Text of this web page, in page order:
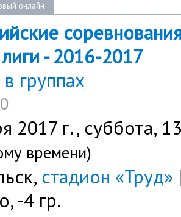
онлайн
- 2016-2017
группах
2017 г., суббота,
времени)
стадион «Труд»
-4 гр.